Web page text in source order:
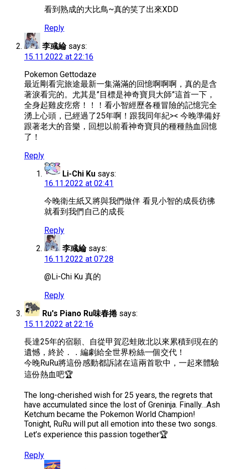
看到熟成的大比鳥~真的笑了出來XDD
Reply
李彧綸 says:
15.11.2022 at 22:16
Pokemon Gettodaze
最近剛看完旅途最新一集滿滿的回憶啊啊啊，真的是含
著淚看完的。尤其是”目標是神奇寶貝大師”這首一下，
全身起雞皮疙瘩！！！看小智經歷各種冒險的記憶完全
湧上心頭，已經過了25年啊！跟我同年紀>< 今晚準備好
跟著老大的音樂，回想以前看神奇寶貝的種種熱血回憶
了！
Reply
Li-Chi Ku says:
16.11.2022 at 02:41
今晚衛生紙又將與我們做伴 看見小智的成長彷彿
就看到我們自己的成長
Reply
李彧綸 says:
16.11.2022 at 07:28
@Li-Chi Ku 真的
Reply
Ru's Piano Ru味春捲 says:
15.11.2022 at 22:16
長達25年的宿願、自從甲賀忍蛙敗北以來累積到現在的
遺憾，終於．．編劇給全世界粉絲一個交代！
今晚RuRu將這份感動都訴諸在這兩首歌中，一起來體驗
這份熱血吧🏆
The long-cherished wish for 25 years, the regrets that
have accumulated since the lost of Greninja. Finally…Ash
Ketchum became the Pokemon World Champion!
Tonight, RuRu will put all emotion into these two songs.
Let’s experience this passion together🏆
Reply